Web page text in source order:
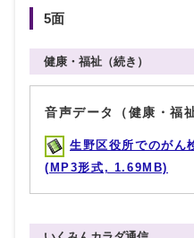
5面
健康・福祉（続き）
音声データ（健康・福祉
生野区役所でのがん
(MP3形式, 1.69MB)